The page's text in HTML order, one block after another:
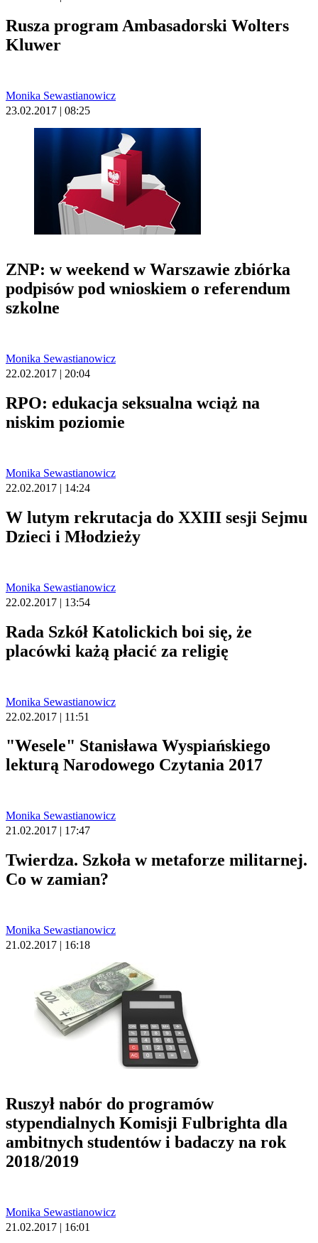
Rusza program Ambasadorski Wolters
Kluwer
Monika Sewastianowicz
23.02.2017 | 08:25
ZNP: w weekend w Warszawie zbiórka
podpisów pod wnioskiem o referendum
szkolne
Monika Sewastianowicz
22.02.2017 | 20:04
RPO: edukacja seksualna wciąż na
niskim poziomie
Monika Sewastianowicz
22.02.2017 | 14:24
W lutym rekrutacja do XXIII sesji Sejmu
Dzieci i Młodzieży
Monika Sewastianowicz
22.02.2017 | 13:54
Rada Szkół Katolickich boi się, że
placówki każą płacić za religię
Monika Sewastianowicz
22.02.2017 | 11:51
"Wesele" Stanisława Wyspiańskiego
lekturą Narodowego Czytania 2017
Monika Sewastianowicz
21.02.2017 | 17:47
Twierdza. Szkoła w metaforze militarnej.
Co w zamian?
Monika Sewastianowicz
21.02.2017 | 16:18
Ruszył nabór do programów
stypendialnych Komisji Fulbrighta dla
ambitnych studentów i badaczy na rok
2018/2019
Monika Sewastianowicz
21.02.2017 | 16:01